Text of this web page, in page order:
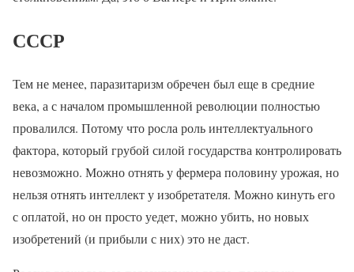
СССР
Тем не менее, паразитаризм обречен был еще в средние
века, а с началом промышленной революции полностью
провалился. Потому что росла роль интеллектуального
фактора, который грубой силой государства контролировать
невозможно. Можно отнять у фермера половину урожая, но
нельзя отнять интеллект у изобретателя. Можно кинуть его
с оплатой, но он просто уедет, можно убить, но новых
изобретений (и прибыли с них) это не даст.